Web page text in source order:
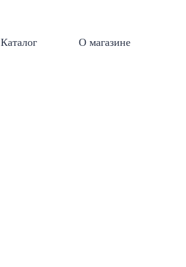
Каталог О магазине